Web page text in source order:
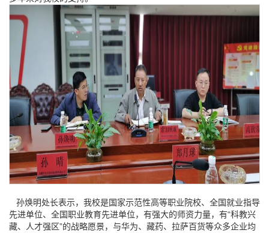
孙焕明处长表示，我校是国家示范性高等职业院校、全国就业指导
先进单位、全国职业教育先进单位，有强大的师资力量，有“科教兴
藏、人才强区”的战略愿景，与华为、藏药、拉萨百货等众多企业均